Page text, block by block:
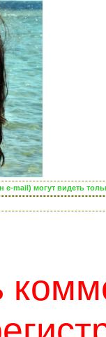
e-mail) могут видеть